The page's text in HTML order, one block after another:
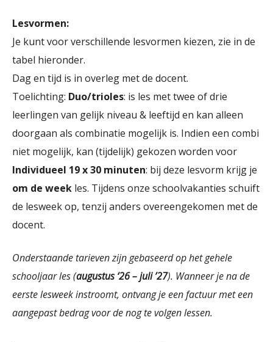
Lesvormen:
Je kunt voor verschillende lesvormen kiezen, zie in de
tabel hieronder.
Dag en tijd is in overleg met de docent.
Toelichting: Duo/trioles: is les met twee of drie
leerlingen van gelijk niveau & leeftijd en kan alleen
doorgaan als combinatie mogelijk is. Indien een combi
niet mogelijk, kan (tijdelijk) gekozen worden voor
Individueel 19 x 30 minuten: bij deze lesvorm krijg je
om de week les. Tijdens onze schoolvakanties schuift
de lesweek op, tenzij anders overeengekomen met de
docent.
Onderstaande tarieven zijn gebaseerd op het gehele
schooljaar les (augustus ‘26 – juli ’27). Wanneer je na de
eerste lesweek instroomt, ontvang je een factuur met een
aangepast bedrag voor de nog te volgen lessen.